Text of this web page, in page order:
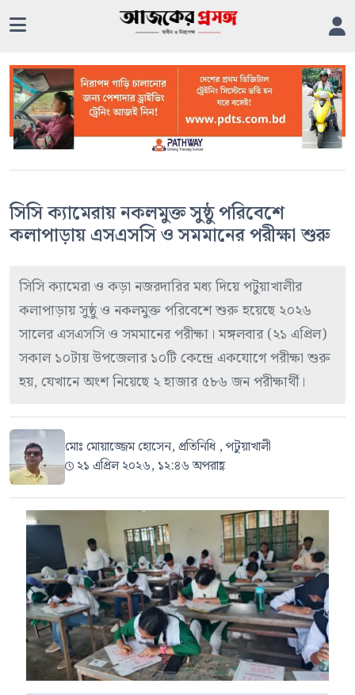
সিসি ক্যামেরায় নকলমুক্ত সুষ্ঠু পরিবেশে
কলাপাড়ায় এসএসসি ও সমমানের পরীক্ষা শুরু
সিসি ক্যামেরা ও কড়া নজরদারির মধ্য দিয়ে পটুয়াখালীর
কলাপাড়ায় সুষ্ঠু ও নকলমুক্ত পরিবেশে শুরু হয়েছে ২০২৬
সালের এসএসসি ও সমমানের পরীক্ষা। মঙ্গলবার (২১ এপ্রিল)
সকাল ১০টায় উপজেলার ১০টি কেন্দ্রে একযোগে পরীক্ষা শুরু
হয়, যেখানে অংশ নিয়েছে ২ হাজার ৫৮৬ জন পরীক্ষার্থী।
মোঃ মোয়াজ্জেম হোসেন, প্রতিনিধি , পটুয়াখালী
২১ এপ্রিল ২০২৬, ১২:৪৬ অপরাহ্ণ